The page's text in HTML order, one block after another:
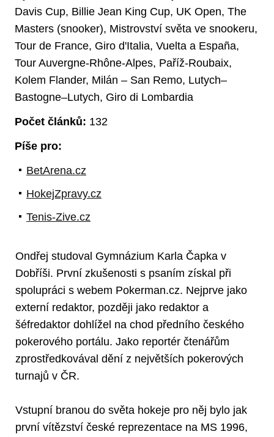
Davis Cup, Billie Jean King Cup, UK Open, The
Masters (snooker), Mistrovství světa ve snookeru,
Tour de France, Giro d'Italia, Vuelta a España,
Tour Auvergne-Rhône-Alpes, Paříž-Roubaix,
Kolem Flander, Milán – San Remo, Lutych–
Bastogne–Lutych, Giro di Lombardia
Počet článků: 132
Píše pro:
BetArena.cz
HokejZpravy.cz
Tenis-Zive.cz
Ondřej studoval Gymnázium Karla Čapka v
Dobříši. První zkušenosti s psaním získal při
spolupráci s webem Pokerman.cz. Nejprve jako
externí redaktor, později jako redaktor a
šéfredaktor dohlížel na chod předního českého
pokerového portálu. Jako reportér čtenářům
zprostředkovával dění z největších pokerových
turnajů v ČR.
Vstupní branou do světa hokeje pro něj bylo jak
první vítězství české reprezentace na MS 1996,